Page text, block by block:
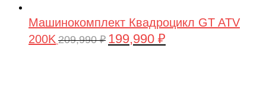
Машинокомплект Квадроцикл GT ATV
200K 209,990₽ Первоначальная
199,990 ₽